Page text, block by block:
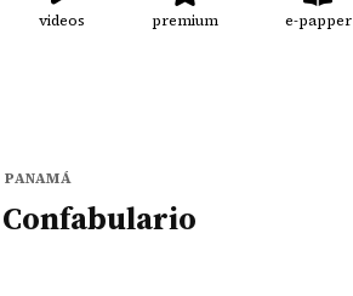
videos premium e-papper
PANAMÁ
Confabulario